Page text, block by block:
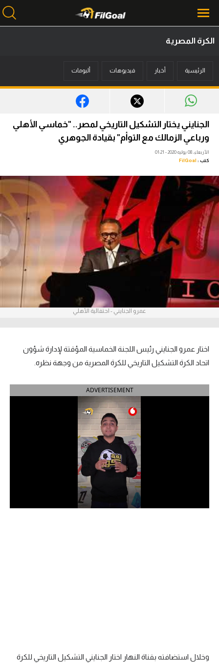
أخبار
ميركاتو
فانتازي في الجول
مسابقة التوقعات
فيديوهات
عدسات
ركن الألعاب
بطولات
أمريكا 2026
الدوري الإنجليزي الممتاز
الدوري الإسباني
الدوري السعودي للمحترفين
الكرة المصرية
الرئيسية أخبار فيديوهات ألبومات
الجنايني يختار التشكيل التاريخي لمصر.. "خماسي الأهلي
ورباعي الزمالك مع التوأم" بقيادة الجوهري
الأربعاء، 08 يوليه 2020 - 01:21
كتب : FilGoal
عمرو الجنايني - احتفالية الأهلي
اختار عمرو الجنايني رئيس اللجنة الخماسية المؤقتة لإدارة شؤون
اتحاد الكرة التشكيل التاريخي للكرة المصرية من وجهة نظره.
ADVERTISEMENT
وخلال استضافته بقناة النهار اختار الجنايني التشكيل التاريخي للكرة